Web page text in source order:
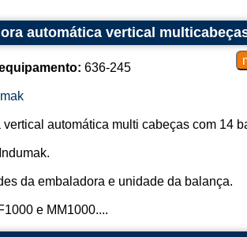
automática vertical
636-245
vertical automática multi cabeças com 14
da embaladora e unidade da balança.
e MM1000....